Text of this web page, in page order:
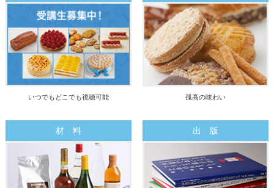
いつでもどこでも視聴可能 孤高の味わい
材 料 出 版